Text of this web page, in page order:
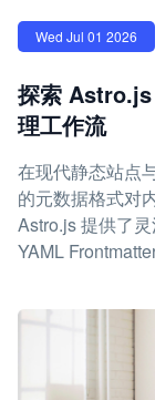
Wed Jul 01 2026
探索 Astro.js
理工作流
在现代静态站点
的元数据格式对
Astro.js 提供了
YAML